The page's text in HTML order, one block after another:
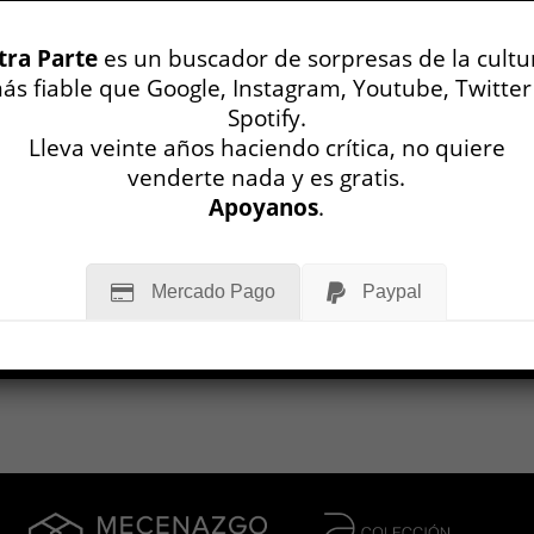
académica y “artista del libro”
Borsuk la desestima desde el mismo
El libro expandido: su consejo es
que “libro” es un término que usamos
el formato como para el contenido, y
llamar al primero “códice”, definido
Parte es un buscador de sorpresas de la
fiable que Google, Instagram, Youtube,
Spotify.
Lleva veinte años haciendo crítica, no quiere
venderte nada y es gratis.
Apoyanos.
Mercado Pago Paypal